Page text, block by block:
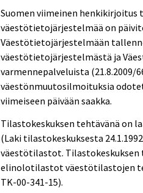
Suomen viimeinen henkikirjoitus
väestötietojärjestelmää on
Väestötietojärjestelmään
väestötietojärjestelmästä ja
varmennepalveluista (21.8.2009/
väestönmuutosilmoituksia
viimeiseen päivään saakka.
Tilastokeskuksen tehtävänä on
(Laki tilastokeskuksesta
väestötilastot. Tilastokeskuksen
elinolotilastot väestötilastojen
TK-00-341-15).